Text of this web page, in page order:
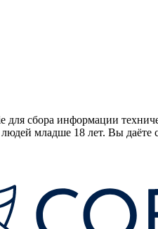
сбора информации
младше 18 лет. Вы даёте